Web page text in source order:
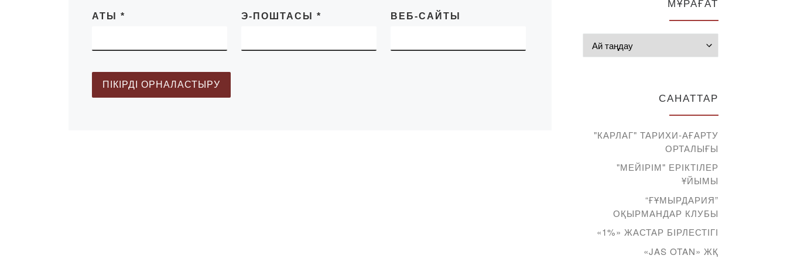
АТЫ * Э-ПОШТАСЫ * ВЕБ-САЙТЫ
МҰРАҒАТ
САНАТТАР
"КАРЛАГ" ТАРИХИ-АҒАРТУ
ОРТАЛЫҒЫ
"МЕЙІРІМ" ЕРІКТІЛЕР
ҰЙЫМЫ
“ҒҰМЫРДАРИЯ”
ОҚЫРМАНДАР КЛУБЫ
«1%» ЖАСТАР БІРЛЕСТІГІ
«JAS OTAN» ЖҚ